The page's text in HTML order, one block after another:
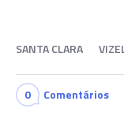
SANTA CLARA
0 Comentários